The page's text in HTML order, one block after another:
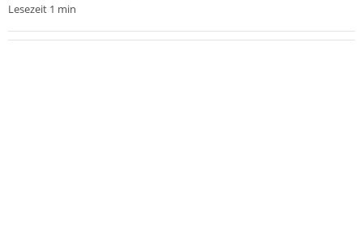
Lesezeit 1 min